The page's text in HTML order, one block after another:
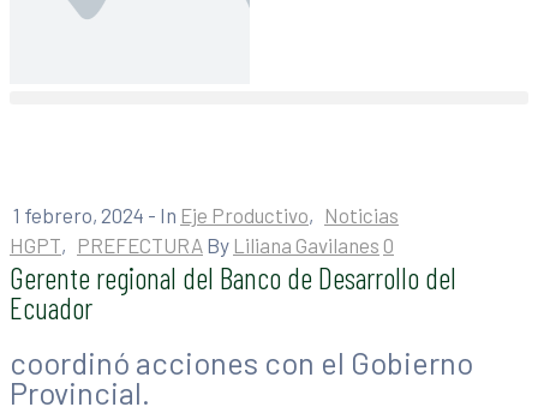
1 febrero, 2024 - In Eje Productivo‚ Noticias
HGPT‚ PREFECTURA By Liliana Gavilanes 0
Gerente regional del Banco de Desarrollo del
Ecuador
coordinó acciones con el Gobierno
Provincial.